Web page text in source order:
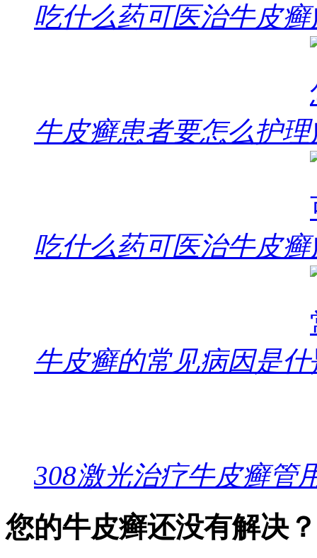
吃什么药可医治牛皮癣
牛皮癣患者要怎么护理
吃什么药可医治牛皮癣
牛皮癣的常见病因是什
308激光治疗牛皮癣管
您的牛皮癣还没有解决？